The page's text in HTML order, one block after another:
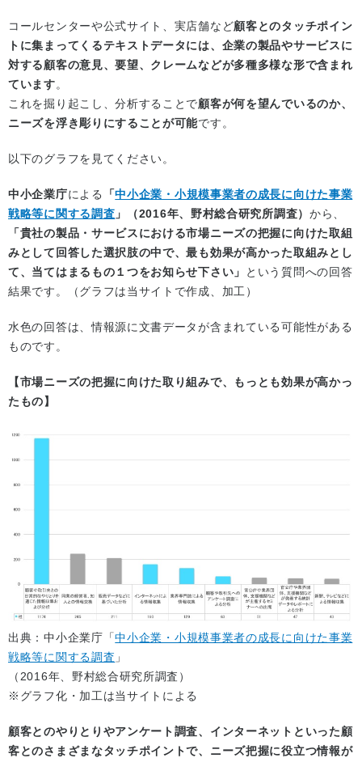
コールセンターや公式サイト、実店舗など顧客とのタッチポイン
トに集まってくるテキストデータには、企業の製品やサービスに
対する顧客の意見、要望、クレームなどが多種多様な形で含まれ
ています。
これを掘り起こし、分析することで顧客が何を望んでいるのか、
ニーズを浮き彫りにすることが可能です。
以下のグラフを見てください。
中小企業庁による 「中小企業・小規模事業者の成長に向けた事業
戦略等に関する調査 」（2016年、野村総合研究所調査） から、
「貴社の製品・サービスにおける市場ニーズの把握に向けた取組
みとして回答した選択肢の中で、最も効果が高かった取組みとし
て、当てはまるもの１つをお知らせ下さい」
という質問への回答
結果です。（グラフは当サイトで作成、加工）
水色の回答は、情報源に文書データが含まれている可能性がある
ものです。
【市場ニーズの把握に向けた取り組みで、もっとも効果が高かっ
たもの】
出典：中小企業庁「中小企業・小規模事業者の成長に向けた事業
戦略等に関する調査 」
（2016年、野村総合研究所調査）
※グラフ化・加工は当サイトによる
顧客とのやりとりやアンケート調査、インターネットといった顧
客とのさまざまなタッチポイントで、ニーズ把握に役立つ情報が